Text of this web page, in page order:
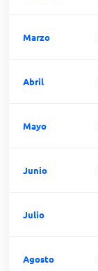
Marzo
Abril
Mayo
Junio
Julio
Agosto